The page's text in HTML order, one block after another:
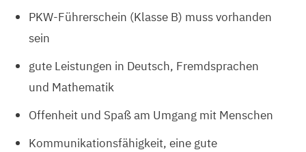
PKW-Führerschein (Klasse B) muss vorhanden
sein
gute Leistungen in Deutsch, Fremdsprachen
und Mathematik
Offenheit und Spaß am Umgang mit Menschen
Kommunikationsfähigkeit, eine gute